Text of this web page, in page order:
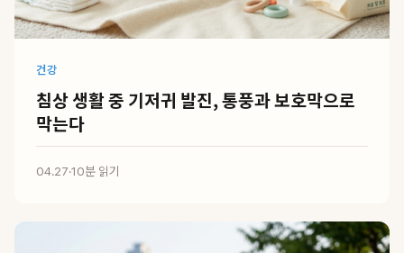
건강
침상 생활 중 기저귀 발진, 통풍과 보호막으로
막는다
04.27·10분 읽기